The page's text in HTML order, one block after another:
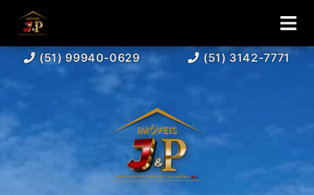
(51) 99940-0629 (51) 3142-7771